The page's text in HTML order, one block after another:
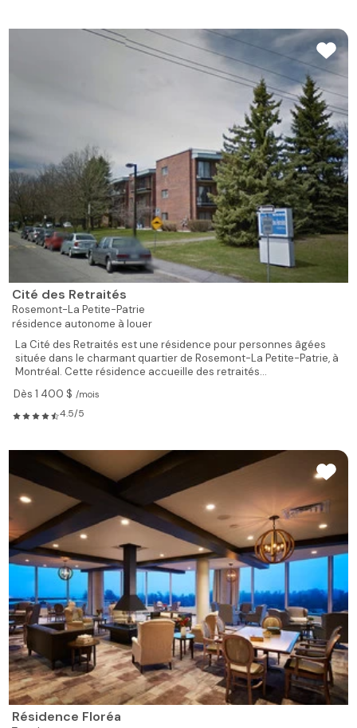
Cité des Retraités
Rosemont-La Petite-Patrie
résidence autonome à louer
La Cité des Retraités est une résidence pour personnes âgées
située dans le charmant quartier de Rosemont-La Petite-Patrie, à
Montréal. Cette résidence accueille des retraités...
Dès 1 400 $ /mois
4.5/5
Résidence Floréa